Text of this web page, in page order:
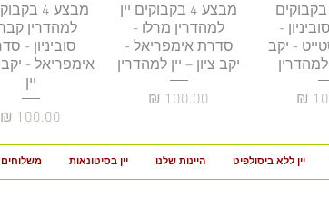
מהירה
מבצע 3 בקבוקים
-
- יקב
למהדרין
תצוגה מהירה
מבצע 4 בקבוקים יין
למהדרין מרלו -
סדרת אימפריאל -
יקב ציון – יין למהדרין
מחיר
תצוגהמבצע 4
למהדרין
סוביניון -
אימפריאל - יקב
יין
מחיר
משלוחים יין בסיטונאות היינות שלנו יין ללא ביסולפיט